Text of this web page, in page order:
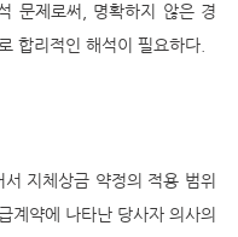
문제로써, 명확하지 않은 경
합리적인 해석이 필요하다.
계약에 나타난 당사자 의사의